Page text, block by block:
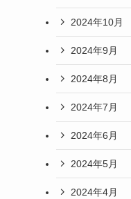
2024年10月
2024年9月
2024年8月
2024年7月
2024年6月
2024年5月
2024年4月